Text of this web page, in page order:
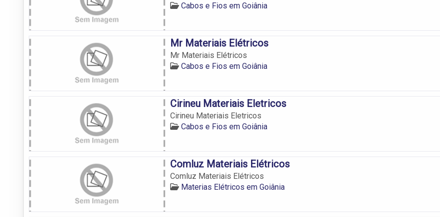
Cabos e Fios em Goiânia
Mr Materiais Elétricos
Mr Materiais Elétricos
Cabos e Fios em Goiânia
Cirineu Materiais Eletricos
Cirineu Materiais Eletricos
Cabos e Fios em Goiânia
Comluz Materiais Elétricos
Comluz Materiais Elétricos
Materias Elétricos em Goiânia